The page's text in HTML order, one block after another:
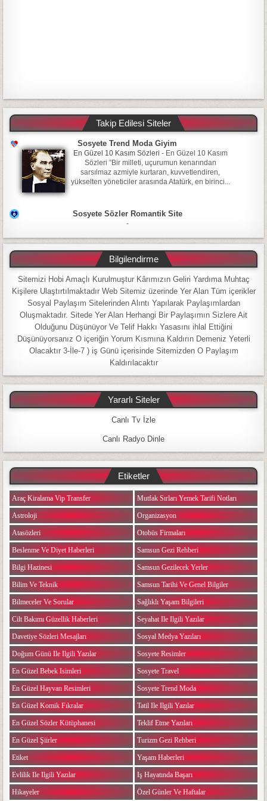
Takip Edilesi Siteler
Sosyete Trend Moda Giyim
En Güzel 10 Kasım Sözleri - En Güzel 10 Kasım
Sözleri ”Bir milleti, uçurumun kenarından
sarsılmaz azmiyle kurtaran, kuvvetlendiren,
yükselten yöneticiler arasında Atatürk, en birinci...
Sosyete Sözler Romantik Site
-
Bilgilendirme
Sitemizi Hobi Amaçlı Kurulmuştur Kârımızın Geliri Yardıma Muhtaç
Kişilere Ulaştırtılmaktadır Web Sitemiz üzerinde Yer Alan Tüm içerikler
Sosyal Paylaşım Sitelerinden Alıntı Yapılarak Paylaşımlardan
Oluşmaktadır. Sitede Yer Alan Herhangi Bir Paylaşımın Sizlere Ait
Olduğunu Düşünüyor Ve Telif Hakkı Yasasını ihlal Ettiğini
Düşünüyorsanız O içeriğin Yorum Kısmına Kaldırın Demeniz Yeterli
Olacaktır 3-İle-7 ) iş Günü içerisinde Sitemizden O Paylaşım
Kaldırılacaktır
Yararlı Siteler
Canlı Tv İzle
Canlı Radyo Dinle
Etiketler
Araç Kiralama Vip Transfer
Astroloji
Atasözleri
Beslenme Ve Diyet Haberleri
Bilgi Hazinesi
Bilim Ve Teknik
Bilmeceler Ve Sorular
Cilt Bakımı Güzellik Haberleri
Davetiye Sözleri Mesajları
Doğum Günü Ile Ilgili Yazılar
En Güzel Bebek Isimleri
En Güzel Hayvan Resimleri
En Güzel Komik Fıkralar
En Güzel Sözler Kütüphanesi
En Güzel Şiirler
Etiket
Evlilik Ile Ilgili Yazılar
Hikayeler
Mutfak Sırları Yemek Tarifi Notları
Organizasyon
Otobüs Firmaları
Samsun Gezi Rehberi
Samsun Gezilecek Yerler
Samsun Tarihi Ve Genel Bilgiler
Sağlıklı Yaşam Bilgileri
Seyahat Ile Ilgili Yazılar
Sosyal Medya Yazıları
Sosyete Resimler
Sosyete Travel
Sosyete Trend Moda
Tatil Ile Ilgili Yazılar
Teklif Etme Yazıları
Turizm Gezi Rehberi
Yaşam Haberleri
Iş Hayatında Başarı
Özel Günler Ve Haftalar